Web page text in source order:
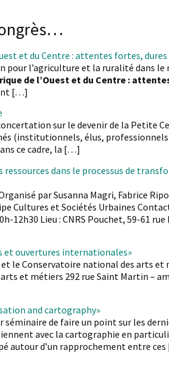
et du Centre : attentes fortes,
l’agriculture et la ruralité dans le
de l’Ouest et du Centre :
[…]
sur le devenir de la Petite
(institutionnels, élus,
ce cadre, la […]
dans le processus de
par Susanna Magri, Fabrice
Cultures et Sociétés Urbaines
12h30 Lieu : CNRS Pouchet, 59-61
et ouvertures internationales»
le Conservatoire national des arts et
et métiers 292 rue Saint Martin –
and cartography»
séminaire de faire un point sur les
avec la cartographie en
autour d’un rapprochement entre